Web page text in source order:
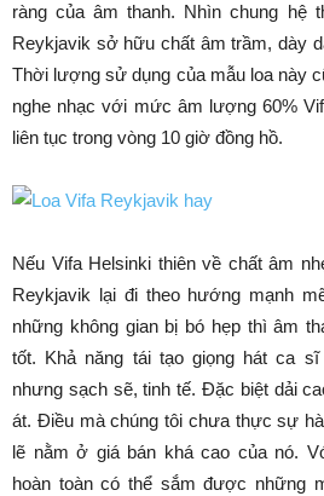
ràng của âm thanh. Nhìn chung hệ
Reykjavik sở hữu chất âm trầm, dày
Thời lượng sử dụng của mẫu loa này
nghe nhạc với mức âm lượng 60%
liên tục trong vòng 10 giờ đồng hồ.
Nếu Vifa Helsinki thiên về chất âm
Reykjavik lại đi theo hướng mạnh
những không gian bị bó hẹp thì âm
tốt. Khả năng tái tạo giọng hát ca
nhưng sạch sẽ, tinh tế. Đặc biệt dải
át. Điều mà chúng tôi chưa thực sự
lẽ nằm ở giá bán khá cao của nó.
hoàn toàn có thể sắm được những